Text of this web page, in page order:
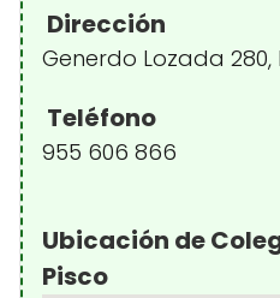
Dirección
Generdo Lozada 280,
Teléfono
955 606 866
Ubicación de
Pisco